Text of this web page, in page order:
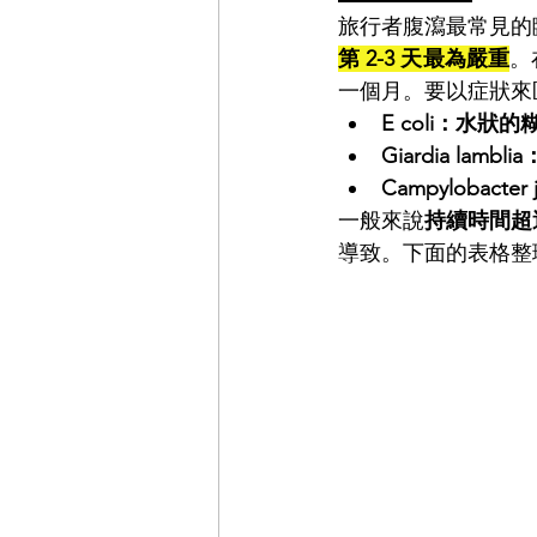
旅行者腹瀉最常見
第 2-3 天最為嚴重。
一個月。要以症狀
E coli：水狀的
Giardia lamblia
Campylobacter
一般來說持續時間
導致。下面的表格